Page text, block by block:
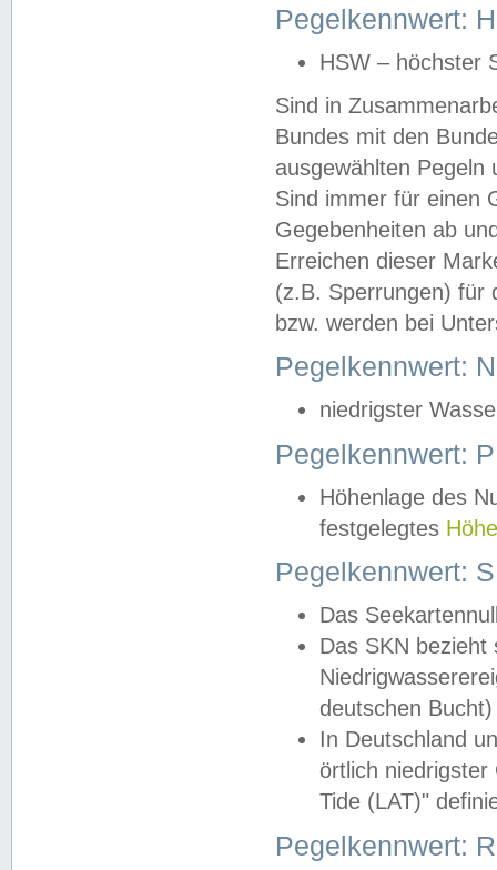
Pegelkennwert:
HSW – höchster
Sind in
Bundes mit den
ausgewählten
Sind immer für einen
Gegebenheiten ab
Erreichen dieser
(z.B. Sperrungen) für
bzw. werden bei
Pegelkennwert:
niedrigster
Pegelkennwert:
Höhenlage des
festgelegtes
Pegelkennwert:
Das
Das SKN
deutschen
In Deutschland
örtlich
Tide (LAT)"
Pegelkennwert: